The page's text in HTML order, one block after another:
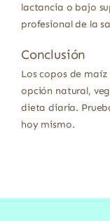
lactancia o bajo
profesional de la
Conclusión
Los copos de
opción natural,
dieta diaria.
hoy mismo.